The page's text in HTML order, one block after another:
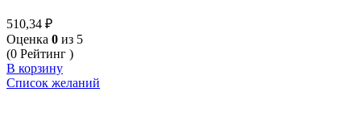
510,34 ₽
Оценка 0 из 5
(0 Рейтинг )
В корзину
Список желаний